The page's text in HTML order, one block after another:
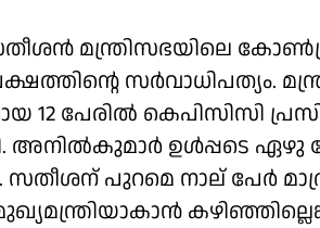
മന്ത്രിസഭയിലെ
സർവാധിപത്യം.
12 പേരിൽ കെപിസിസി
അനിൽകുമാർ ഉൾപ്പടെ ഏഴു
സതീശന് പുറമെ നാല് പേർ